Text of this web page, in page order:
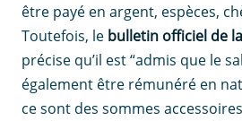
être payé en argent, espèces,
Toutefois, le bulletin officiel de
précise qu’il est “admis que le
également être rémunéré en
ce sont des sommes